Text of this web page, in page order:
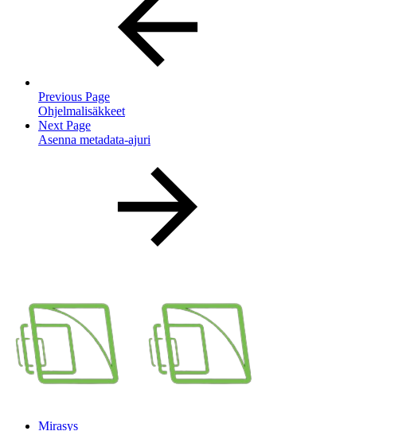
Previous Page
Ohjelmalisäkkeet
Next Page
Asenna metadata-ajuri
Mirasys